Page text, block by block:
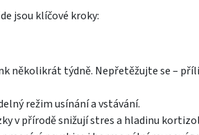
jsou klíčové kroky:
několikrát týdně. Nepřetěžujte se –
režim usínání a vstávání.
v přírodě snižují stres a hladinu